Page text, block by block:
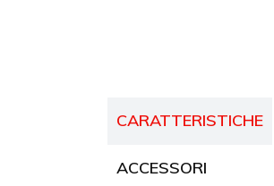
CARATTERISTICHE
ACCESSORI